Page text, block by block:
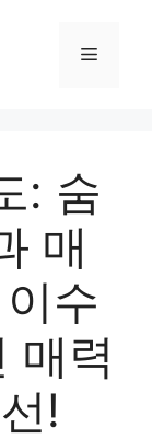
Menu
: 숨
매
수
매력
!